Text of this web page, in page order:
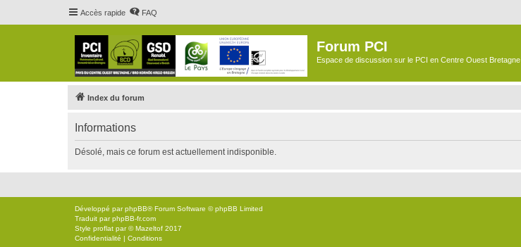
Accès rapide FAQ
Forum PCI
Espace de discussion sur le PCI en Centre Ouest Bretagne
Index du forum
Informations
Désolé, mais ce forum est actuellement indisponible.
Développé parphpBB® Forum Software © phpBB Limited
Traduit parphpBB-fr.com
Style proflat par ©Mazeltof 2017
Confidentialité | Conditions